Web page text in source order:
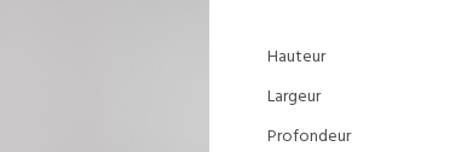
Hauteur
Largeur
Profondeur